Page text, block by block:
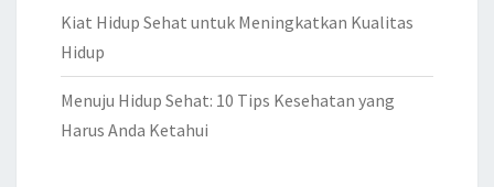
Kiat Hidup Sehat untuk Meningkatkan Kualitas
Hidup
Menuju Hidup Sehat: 10 Tips Kesehatan yang
Harus Anda Ketahui